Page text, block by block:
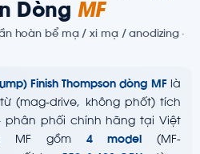
Dòng MF
hoàn bể mạ / xi mạ / anodizing ·
Finish Thompson dòng MF là
(mag-drive, không phốt) tích
phân phối chính hãng tại Việt
MF gồm 4 model (MF-